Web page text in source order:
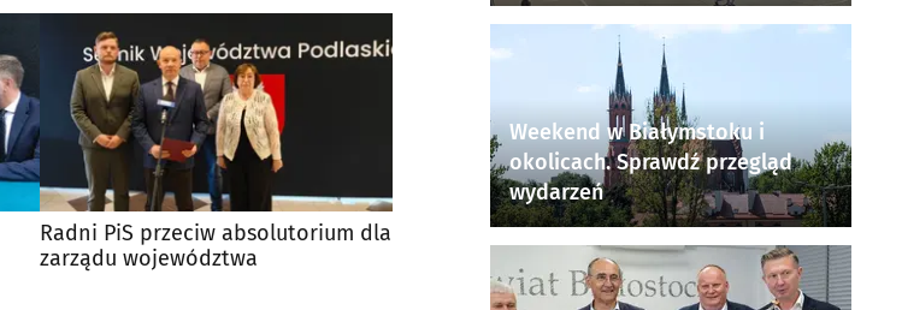
Radni PiS przeciw absolutorium dla
zarządu województwa
Weekend w Białymstoku i
okolicach. Sprawdź przegląd
wydarzeń